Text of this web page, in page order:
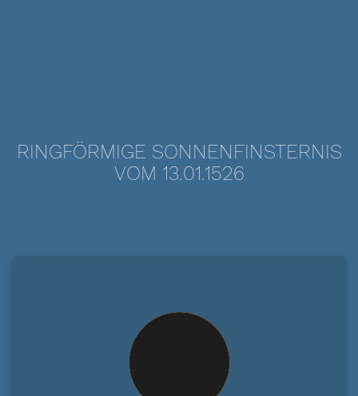
RINGFÖRMIGE SONNENFINSTERNIS
VOM 13.01.1526